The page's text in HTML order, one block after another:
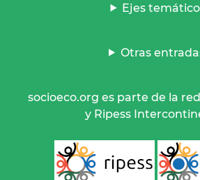
Ejes
Otras
socioeco.org es parte de la
y Ripess